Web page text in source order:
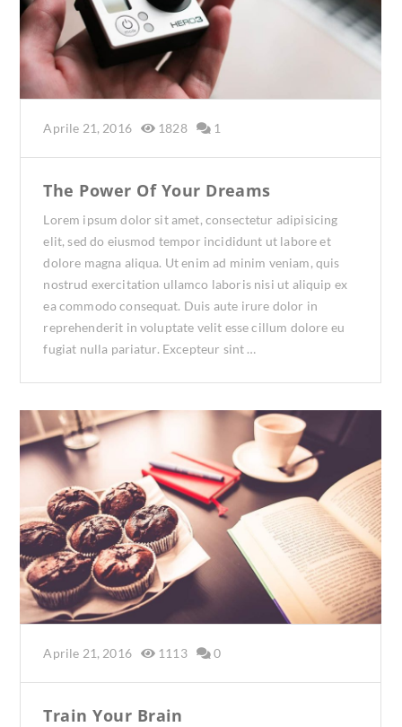
Aprile 21, 2016 1828 1
The Power Of Your Dreams
Lorem ipsum dolor sit amet, consectetur adipisicing
elit, sed do eiusmod tempor incididunt ut labore et
dolore magna aliqua. Ut enim ad minim veniam, quis
nostrud exercitation ullamco laboris nisi ut aliquip ex
ea commodo consequat. Duis aute irure dolor in
reprehenderit in voluptate velit esse cillum dolore eu
fugiat nulla pariatur. Excepteur sint …
Aprile 21, 2016 1113 0
Train Your Brain